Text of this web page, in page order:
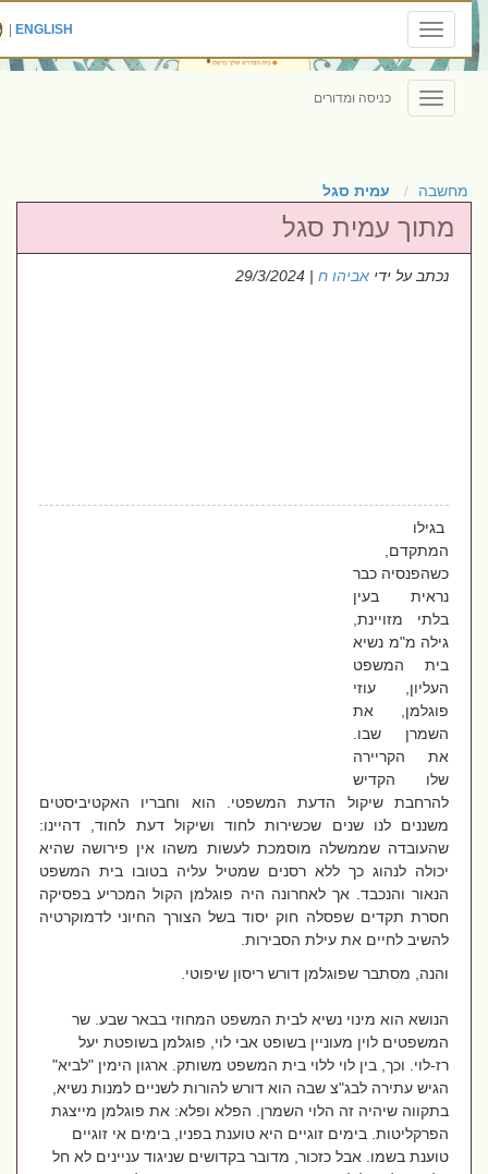
Toggle
navigation
ENGLISH
|
Toggle
navigation
כניסה ומדורים
מחשבה עמית סגל
מתוך עמית סגל
נכתב על ידיאביהו ח| 29/3/2024
בגילו
המתקדם,
כשהפנסיה כבר
נראית בעין
בלתי מזויינת,
גילה מ"מ נשיא
בית המשפט
העליון, עוזי
פוגלמן, את
השמרן שבו.
את הקריירה
שלו הקדיש
להרחבת שיקול הדעת המשפטי. הוא וחבריו האקטיביסטים
משננים לנו שנים שכשירות לחוד ושיקול דעת לחוד, דהיינו:
שהעובדה שממשלה מוסמכת לעשות משהו אין פירושה שהיא
יכולה לנהוג כך ללא רסנים שמטיל עליה בטובו בית המשפט
הנאור והנכבד. אך לאחרונה היה פוגלמן הקול המכריע בפסיקה
חסרת תקדים שפסלה חוק יסוד בשל הצורך החיוני לדמוקרטיה
להשיב לחיים את עילת הסבירות.
והנה, מסתבר שפוגלמן דורש ריסון שיפוטי.
הנושא הוא מינוי נשיא לבית המשפט המחוזי בבאר שבע. שר
המשפטים לוין מעוניין בשופט אבי לוי, פוגלמן בשופטת יעל
רז-לוי. וכך, בין לוי ללוי בית המשפט משותק. ארגון הימין "לביא"
הגיש עתירה לבג"צ שבה הוא דורש להורות לשניים למנות נשיא,
בתקווה שיהיה זה הלוי השמרן. הפלא ופלא: את פוגלמן מייצגת
הפרקליטות. בימים זוגיים היא טוענת בפניו, בימים אי זוגיים
טוענת בשמו. אבל כזכור, מדובר בקדושים שניגוד עניינים לא חל